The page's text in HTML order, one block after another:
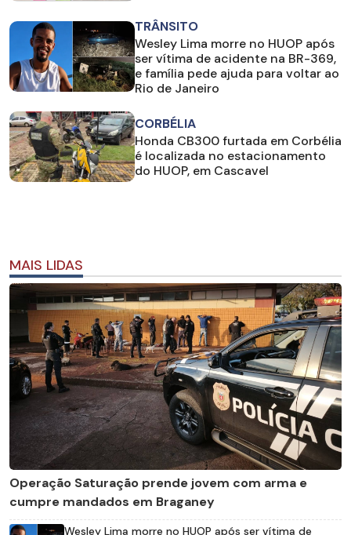
TRÂNSITO
Wesley Lima morre no HUOP após
ser vítima de acidente na BR-369,
e família pede ajuda para voltar ao
Rio de Janeiro
CORBÉLIA
Honda CB300 furtada em Corbélia
é localizada no estacionamento
do HUOP, em Cascavel
MAIS LIDAS
Operação Saturação prende jovem com arma e
cumpre mandados em Braganey
Wesley Lima morre no HUOP após ser vítima de